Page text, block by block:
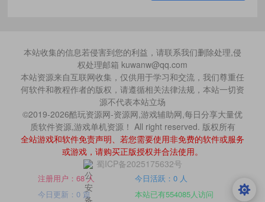
本站收集的信息若侵害到您的利益，请联系我们删除处理,侵
权处理邮箱 kuwanw@qq.com
本站资源来自互联网收集，仅供用于学习和交流，我们尊重任
何软件和教程作者的版权，请遵循相关法律法规，本站一切资
源不代表本站立场
©2019-2026酷玩资源网-资源网,游戏辅助网,每日分享大量优
质软件资源,游戏单机资源！ All right reserved. 版权所有
全站游戏和软件免责声明、若您需要使用非免费的软件或服务
或游戏，请购买正版授权并合法使用。
蜀ICP备2025175632号
注册用户：68 人
今日活跃：0 人
今日更新：0 篇
本站已有554085人访问